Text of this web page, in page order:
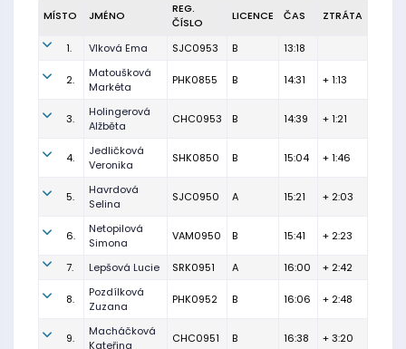
MÍSTO JMÉNO
REG.
ČÍSLO
LICENCE ČAS ZTRÁTA
1. Vlková Ema SJC0953 B 13:18
2.
Matoušková
Markéta
PHK0855 B 14:31 + 1:13
3.
Holingerová
Alžběta
CHC0953 B 14:39 + 1:21
4.
Jedličková
Veronika
SHK0850 B 15:04 + 1:46
5.
Havrdová
Selina
SJC0950 A 15:21 + 2:03
6.
Netopilová
Simona
VAM0950 B 15:41 + 2:23
7. Lepšová Lucie SRK0951 A 16:00 + 2:42
8.
Pozdílková
Zuzana
PHK0952 B 16:06 + 2:48
9.
Macháčková
Kateřina
CHC0951 B 16:38 + 3:20